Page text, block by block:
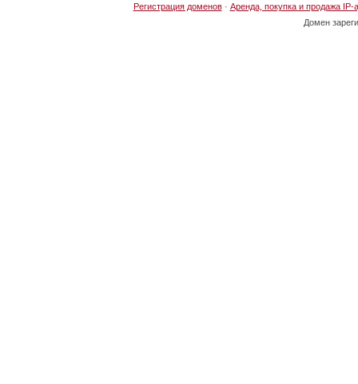
Регистрация доменов· Аренда, покупка и продажа IP-
Домен